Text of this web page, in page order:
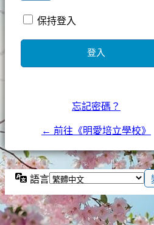
保持登入
忘記密碼？
← 前往《明愛培立學校》
語言